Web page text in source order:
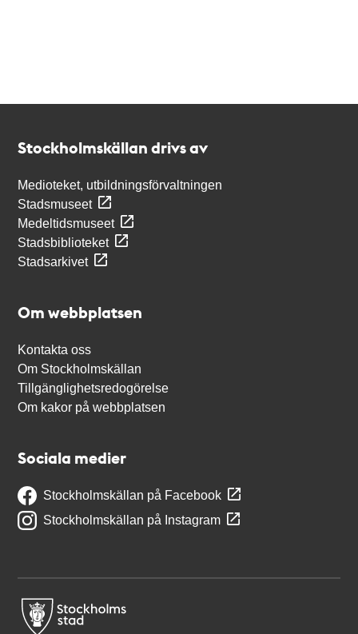
Stockholmskällan drivs av
Medioteket, utbildningsförvaltningen
Stadsmuseet
Medeltidsmuseet
Stadsbiblioteket
Stadsarkivet
Om webbplatsen
Kontakta oss
Om Stockholmskällan
Tillgänglighetsredogörelse
Om kakor på webbplatsen
Sociala medier
Stockholmskällan på Facebook
Stockholmskällan på Instagram